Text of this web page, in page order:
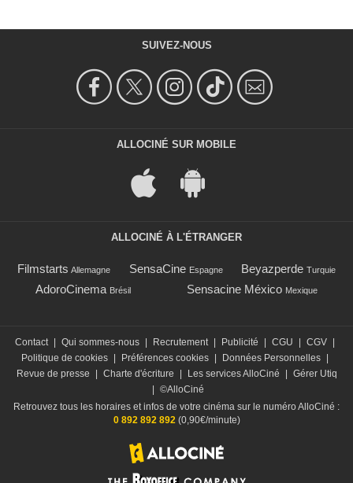
SUIVEZ-NOUS
ALLOCINÉ SUR MOBILE
ALLOCINÉ À L'ÉTRANGER
Filmstarts Allemagne SensaCine Espagne Beyazperde Turquie
AdoroCinema Brésil Sensacine México Mexique
Contact | Qui sommes-nous | Recrutement | Publicité | CGU | CGV |
Politique de cookies | Préférences cookies | Données Personnelles |
Revue de presse
| Charte d'écriture | Les services AlloCiné | Gérer Utiq
| ©AlloCiné
Retrouvez tous les horaires et infos de votre cinéma sur le numéro AlloCiné :
0 892 892 892(0,90€/minute)